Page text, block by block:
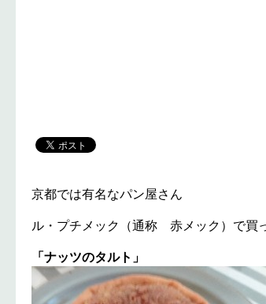
京都では有名なパン屋さん
ル・プチメック（通称 赤メック）で買
「ナッツのタルト」